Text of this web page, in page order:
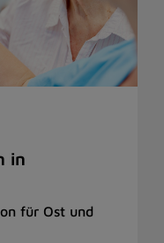
in
für Ost und